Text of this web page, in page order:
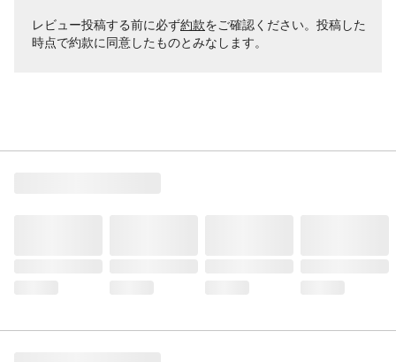
レビュー投稿する前に必ず約款をご確認ください。投稿した
時点で約款に同意したものとみなします。